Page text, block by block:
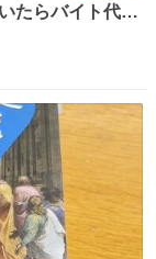
たらバイト代も
って黙々と働
ってやろうと思